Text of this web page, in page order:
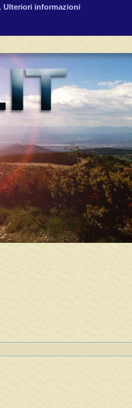
Ulteriori informazioni